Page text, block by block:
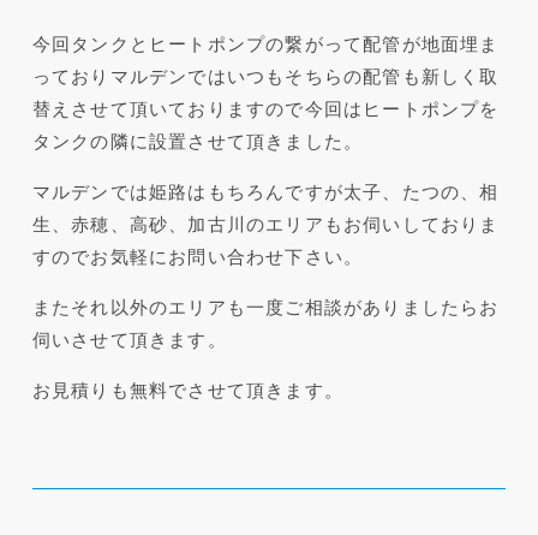
今回タンクとヒートポンプの繋がって配管が地面埋ま
っておりマルデンではいつもそちらの配管も新しく取
替えさせて頂いておりますので今回はヒートポンプを
タンクの隣に設置させて頂きました。
マルデンでは姫路はもちろんですが太子、たつの、相
生、赤穂、高砂、加古川のエリアもお伺いしておりま
すのでお気軽にお問い合わせ下さい。
またそれ以外のエリアも一度ご相談がありましたらお
伺いさせて頂きます。
お見積りも無料でさせて頂きます。